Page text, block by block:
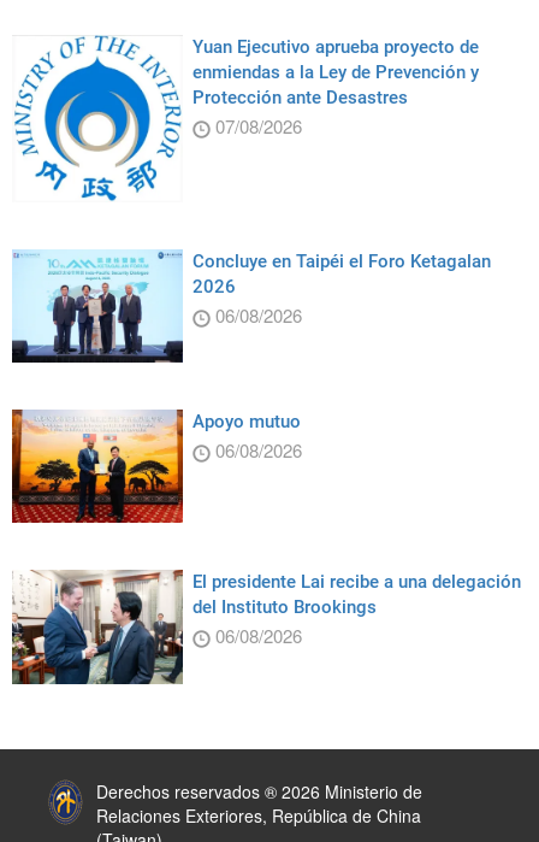
Yuan Ejecutivo aprueba proyecto de
enmiendas a la Ley de Prevención y
Protección ante Desastres
07/08/2026
Concluye en Taipéi el Foro Ketagalan
2026
06/08/2026
Apoyo mutuo
06/08/2026
El presidente Lai recibe a una delegación
del Instituto Brookings
06/08/2026
Derechos reservados ® 2026 Ministerio de
Relaciones Exteriores, República de China